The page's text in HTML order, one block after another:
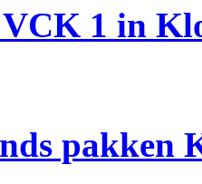
1 in
pakken